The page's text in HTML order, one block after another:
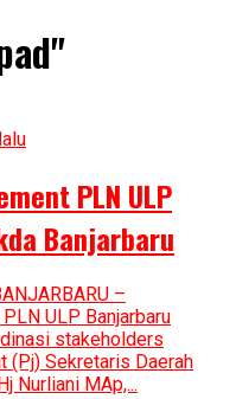
PLN ULP
Banjarbaru
–
ULP Banjarbaru
stakeholders
(Pj) Sekretaris Daerah
Nurliani MAp,...